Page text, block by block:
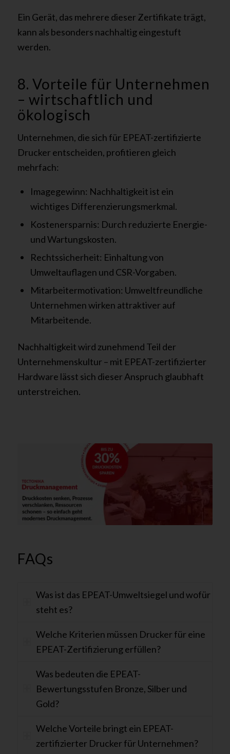
Ein Gerät, das mehrere dieser Zertifikate trägt,
kann als besonders nachhaltig eingestuft
werden.
8. Vorteile für Unternehmen
– wirtschaftlich und
ökologisch
Unternehmen, die sich für EPEAT-zertifizierte
Drucker entscheiden, profitieren gleich
mehrfach:
Imagegewinn: Nachhaltigkeit ist ein
wichtiges Differenzierungsmerkmal.
Kostenersparnis: Durch reduzierte Energie-
und Wartungskosten.
Rechtssicherheit: Einhaltung von
Umweltauflagen und CSR-Vorgaben.
Mitarbeitermotivation: Umweltfreundliche
Unternehmen wirken attraktiver auf
Mitarbeitende.
Nachhaltigkeit wird zunehmend Teil der
Unternehmenskultur – mit EPEAT-zertifizierter
Hardware lässt sich dieser Anspruch glaubhaft
unterstreichen.
FAQs
Was ist das EPEAT-Umweltsiegel und wofür
steht es?
Welche Kriterien müssen Drucker für eine
EPEAT-Zertifizierung erfüllen?
Was bedeuten die EPEAT-
Bewertungsstufen Bronze, Silber und
Gold?
Welche Vorteile bringt ein EPEAT-
zertifizierter Drucker für Unternehmen?